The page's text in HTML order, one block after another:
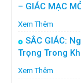
– GIÁC MẠC
Xem Thêm
SẮC GIÁC:
Trọng Trong
Xem Thêm